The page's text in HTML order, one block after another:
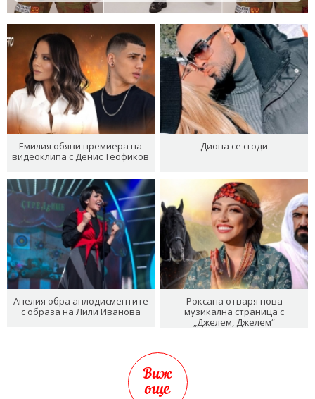
Емилия обяви премиера на
видеоклипа с Денис Теофиков
Диона се сгоди
Анелия обра аплодисментите
с образа на Лили Иванова
Роксана отваря нова
музикална страница с
„Джелем, Джелем“
Виж
още